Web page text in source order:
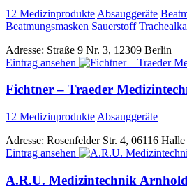
12 Medizinprodukte Absauggeräte
Beatmungsmasken Sauerstoff
Adresse: Straße 9 Nr. 3, 12309 Berlin
Eintrag ansehen
Fichtner – Traeder
12 Medizinprodukte Absauggeräte
Adresse: Rosenfelder Str. 4, 06116 Halle
Eintrag ansehen
A.R.U. Medizintechnik